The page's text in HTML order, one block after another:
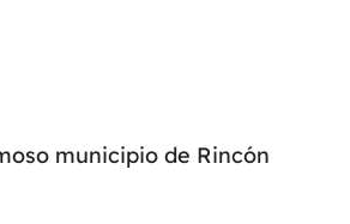
municipio de Rincón